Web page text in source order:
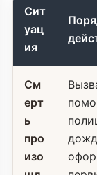
Сит
уац
ия
См
ерт
ь
про
изо